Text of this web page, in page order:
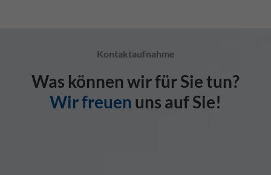
Kontaktaufnahme
Was können wir für Sie tun?
Wir freuen uns auf Sie!